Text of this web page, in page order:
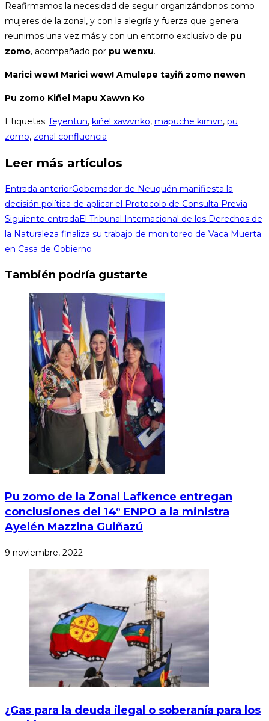
Reafirmamos la necesidad de seguir organizándonos como
mujeres de la zonal, y con la alegría y fuerza que genera
reunirnos una vez más y con un entorno exclusivo de pu
zomo, acompañado por pu wenxu.
Marici wew! Marici wew! Amulepe tayiñ zomo newen
Pu zomo Kiñel Mapu Xawvn Ko
Etiquetas: feyentun, kiñel xawvnko, mapuche kimvn, pu
zomo, zonal confluencia
Leer más artículos
Entrada anteriorGobernador de Neuquén manifiesta la
decisión política de aplicar el Protocolo de Consulta Previa
Siguiente entradaEl Tribunal Internacional de los Derechos de
la Naturaleza finaliza su trabajo de monitoreo de Vaca Muerta
en Casa de Gobierno
También podría gustarte
Pu zomo de la Zonal Lafkence entregan
conclusiones del 14° ENPO a la ministra
Ayelén Mazzina Guiñazú
9 noviembre, 2022
¿Gas para la deuda ilegal o soberanía para los